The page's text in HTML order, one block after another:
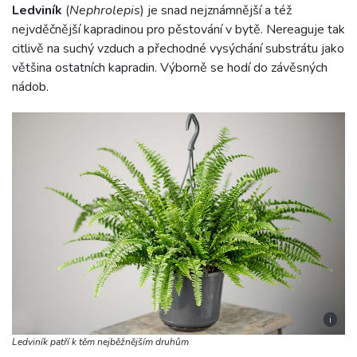
Ledviník (Nephrolepis) je snad nejznámnější a též
nejvděčnější kapradinou pro pěstování v bytě. Nereaguje tak
citlivě na suchý vzduch a přechodné vysýchání substrátu jako
většina ostatních kapradin. Výborně se hodí do závěsných
nádob.
i
Ledviník patří k těm nejběžnějším druhům